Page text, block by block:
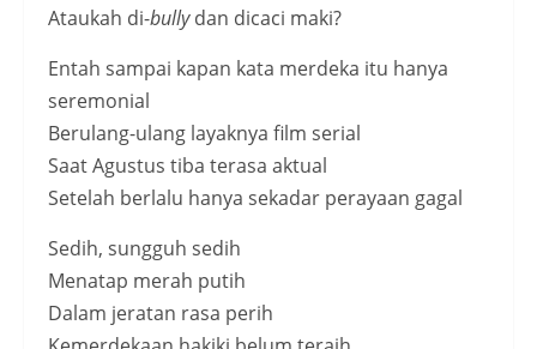
Ataukah di-bullydan dicaci maki?
Entah sampai kapan kata merdeka itu hanya
seremonial
Berulang-ulang layaknya film serial
Saat Agustus tiba terasa aktual
Setelah berlalu hanya sekadar perayaan gagal
Sedih, sungguh sedih
Menatap merah putih
Dalam jeratan rasa perih